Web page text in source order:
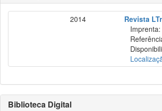
2014
Revista
Imprenta:
Biblioteca Digital